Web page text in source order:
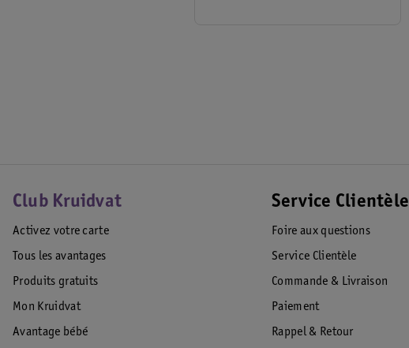
Club Kruidvat
Activez votre carte
Tous les avantages
Produits gratuits
Mon Kruidvat
Avantage bébé
Service Clientèle
Foire aux questions
Service Clientèle
Commande & Livraison
Paiement
Rappel & Retour